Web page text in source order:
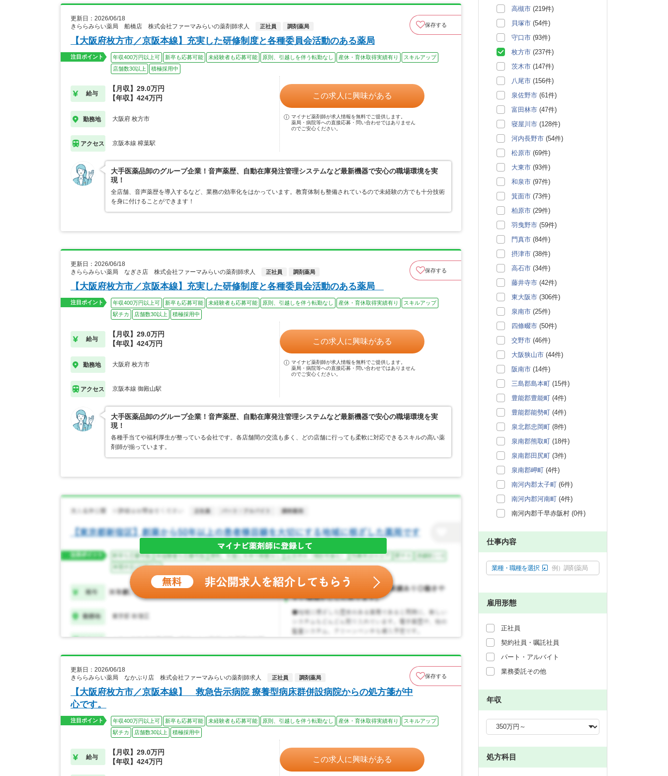
更新日：2026/06/18
きららみらい薬局 船橋店 株式会社ファーマみらいの薬剤師求人
正社員 調剤薬局 保存する
【大阪府枚方市／京阪本線】充実した研修制度と各種委員会活動のある薬局
注目ポイント 年収400万円以上可 新卒も応募可能 未経験者も応募可能 原則、引越しを伴う転勤なし 産休・育休取得実績有り
スキルアップ
店舗数30以上
積極採用中
給与
【月収】29.0万円
【年収】424万円
勤務地 大阪府 枚方市
アクセス 京阪本線 樟葉駅
この求人に興味がある
マイナビ薬剤師が求人情報を無料でご提供します。
薬局・病院等への直接応募・問い合わせではありません
のでご安心ください。
大手医薬品卸のグループ企業！音声薬歴、自動在庫発注管理システムなど最新機器で安心の職場環境を実
現！
全店舗、音声薬歴を導入するなど、業務の効率化をはかっています。教育体制も整備されているので未経験の方でも十分技術
を身に付けることができます！
更新日：2026/06/18
きららみらい薬局 なぎさ店 株式会社ファーマみらいの薬剤師求人
正社員 調剤薬局 保存する
【大阪府枚方市／京阪本線】充実した研修制度と各種委員会活動のある薬局
注目ポイント 年収400万円以上可 新卒も応募可能 未経験者も応募可能 原則、引越しを伴う転勤なし 産休・育休取得実績有り
スキルアップ
駅チカ
店舗数30以上 積極採用中
給与
【月収】29.0万円
【年収】424万円
勤務地 大阪府 枚方市
アクセス 京阪本線 御殿山駅
この求人に興味がある
マイナビ薬剤師が求人情報を無料でご提供します。
薬局・病院等への直接応募・問い合わせではありません
のでご安心ください。
大手医薬品卸のグループ企業！音声薬歴、自動在庫発注管理システムなど最新機器で安心の職場環境を実
現！
各種手当てや福利厚生が整っている会社です。各店舗間の交流も多く、どの店舗に行っても柔軟に対応できるスキルの高い薬
剤師が揃っています。
更新日：2026/06/18
きららみらい薬局 なかぶり店 株式会社ファーマみらいの薬剤師求人
正社員 調剤薬局 保存する
【大阪府枚方市／京阪本線】 救急告示病院 療養型病床群併設病院からの処方箋が中
心です。
注目ポイント 年収400万円以上可 新卒も応募可能 未経験者も応募可能 原則、引越しを伴う転勤なし 産休・育休取得実績有り
スキルアップ
駅チカ
店舗数30以上 積極採用中
給与
【月収】29.0万円
【年収】424万円
この求人に興味がある
高槻市 (219件)
貝塚市 (54件)
守口市 (93件)
枚方市 (237件)
茨木市 (147件)
八尾市 (156件)
泉佐野市 (61件)
富田林市 (47件)
寝屋川市 (128件)
河内長野市 (54件)
松原市 (69件)
大東市 (93件)
和泉市 (97件)
箕面市 (73件)
柏原市 (29件)
羽曳野市 (59件)
門真市 (84件)
摂津市 (38件)
高石市 (34件)
藤井寺市 (42件)
東大阪市 (306件)
泉南市 (25件)
四條畷市 (50件)
交野市 (46件)
大阪狭山市 (44件)
阪南市 (14件)
三島郡島本町 (15件)
豊能郡豊能町 (4件)
豊能郡能勢町 (4件)
泉北郡忠岡町 (8件)
泉南郡熊取町 (18件)
泉南郡田尻町 (3件)
泉南郡岬町 (4件)
南河内郡太子町 (6件)
南河内郡河南町 (4件)
南河内郡千早赤阪村 (0件)
仕事内容
業種・職種を選択 例）調剤薬局
雇用形態
正社員
契約社員・嘱託社員
パート・アルバイト
業務委託その他
年収
処方科目